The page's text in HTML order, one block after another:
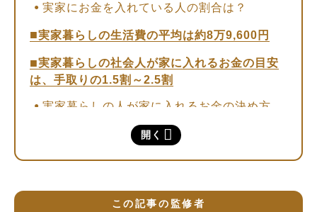
開く
実家にお金を入れている人の割合は？
実家暮らしの生活費の平均は約8万9,600円
実家暮らしの社会人が家に入れるお金の目安
は、手取りの1.5割～2.5割
実家暮らしの人が家に入れるお金の決め方
実家暮らしの人が覚えておきたいポイント
②貯金用口座を分ける
この記事の監修者